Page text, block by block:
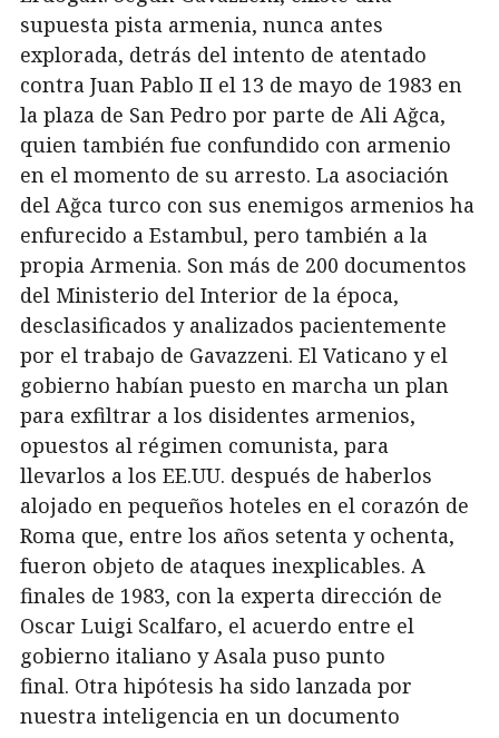
supuesta pista armenia, nunca antes
explorada, detrás del intento de atentado
contra Juan Pablo II el 13 de mayo de 1983 en
la plaza de San Pedro por parte de Ali Ağca,
quien también fue confundido con armenio
en el momento de su arresto. La asociación
del Ağca turco con sus enemigos armenios ha
enfurecido a Estambul, pero también a la
propia Armenia. Son más de 200 documentos
del Ministerio del Interior de la época,
desclasificados y analizados pacientemente
por el trabajo de Gavazzeni. El Vaticano y el
gobierno habían puesto en marcha un plan
para exfiltrar a los disidentes armenios,
opuestos al régimen comunista, para
llevarlos a los EE.UU. después de haberlos
alojado en pequeños hoteles en el corazón de
Roma que, entre los años setenta y ochenta,
fueron objeto de ataques inexplicables. A
finales de 1983, con la experta dirección de
Oscar Luigi Scalfaro, el acuerdo entre el
gobierno italiano y Asala puso punto
final. Otra hipótesis ha sido lanzada por
nuestra inteligencia en un documento